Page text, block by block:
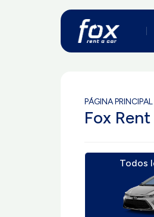
PÁGINA PRINCIPAL
Fox
Todos